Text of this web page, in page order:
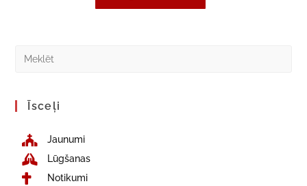
Īsceļi
Jaunumi
Lūgšanas
Notikumi